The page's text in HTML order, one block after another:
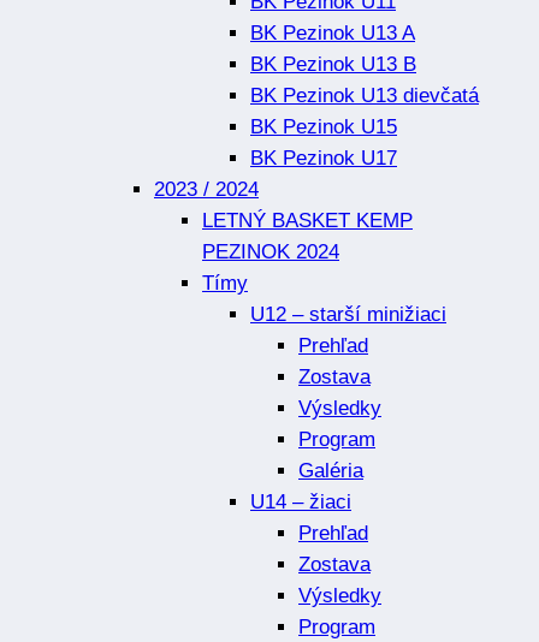
BK Pezinok U13 A
BK Pezinok U13 B
BK Pezinok U13 dievčatá
BK Pezinok U15
BK Pezinok U17
2023 / 2024
LETNÝ BASKET KEMP
PEZINOK 2024
Tímy
U12 – starší minižiaci
Prehľad
Zostava
Výsledky
Program
Galéria
U14 – žiaci
Prehľad
Zostava
Výsledky
Program